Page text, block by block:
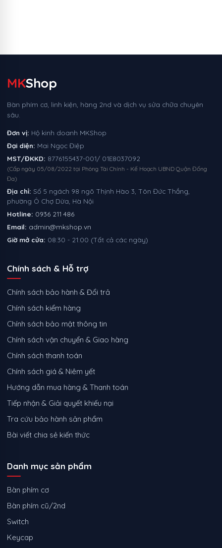
MKShop
Bàn phím cơ, linh kiện, hàng 2nd và dịch vụ sửa chữa chuyên
sâu.
Đơn vị: Hộ kinh doanh MKShop
Đại diện: Mai Ngọc Điệp
MST/ĐKKD: 8776155437-001/ 01E8037092
(Cấp ngày 05/08/2022 tại Phòng Tài Chính - Kế Hoạch UBND Quận Đống
Đa)
Địa chỉ: Số 5 ngách 98 ngõ Thịnh Hào 3, Tôn Đức Thắng,
phường Ô Chợ Dừa, Hà Nội
Hotline: 0936 211 486
Email: admin@mkshop.vn
Giờ mở cửa: 08:30 - 21:00 (Tất cả các ngày)
Chính sách & Hỗ trợ
Chính sách bảo hành & Đổi trả
Chính sách kiểm hàng
Chính sách bảo mật thông tin
Chính sách vận chuyển & Giao hàng
Chính sách thanh toán
Chính sách giá & Niêm yết
Hướng dẫn mua hàng & Thanh toán
Tiếp nhận & Giải quyết khiếu nại
Tra cứu bảo hành sản phẩm
Bài viết chia sẻ kiến thức
Danh mục sản phẩm
Bàn phím cơ
Bàn phím cũ/2nd
Switch
Keycap